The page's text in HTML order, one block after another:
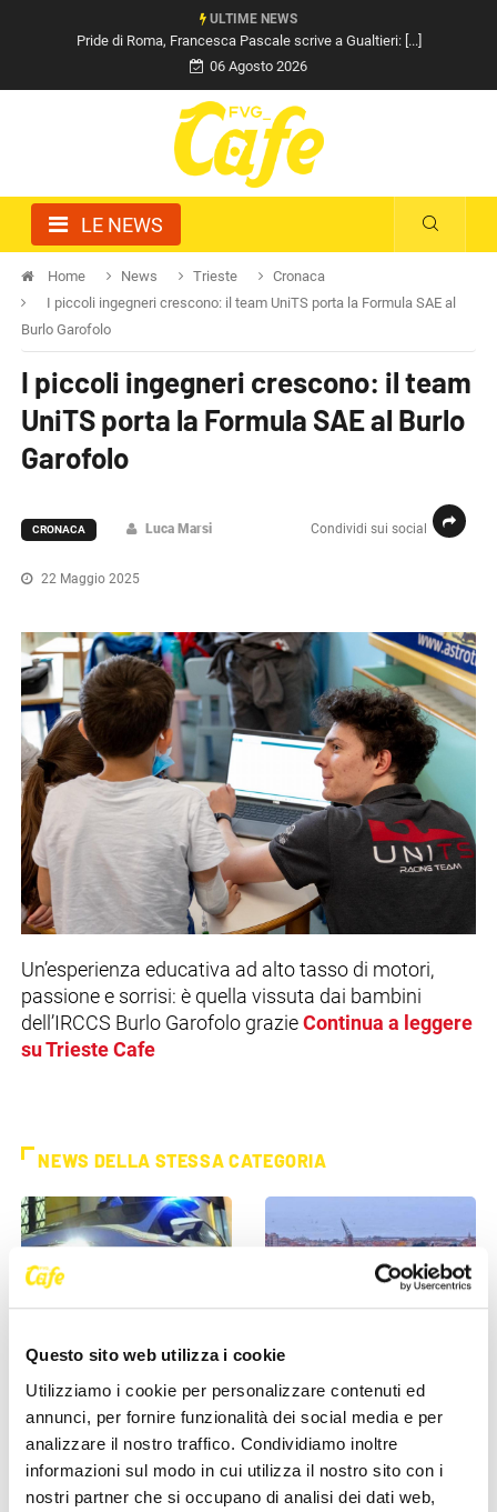
Questo sito web utilizza i cookie
Utilizziamo i cookie per personalizzare contenuti ed
annunci, per fornire funzionalità dei social media e per
analizzare il nostro traffico. Condividiamo inoltre
informazioni sul modo in cui utilizza il nostro sito con i
nostri partner che si occupano di analisi dei dati web,
ULTIME NEWS
Pride di Roma, Francesca Pascale scrive a Gualtieri: [...]
06 Agosto 2026
LE NEWS
Home News Trieste
Cronaca
I piccoli ingegneri crescono: il team UniTS porta la Formula SAE al
Burlo Garofolo
I piccoli ingegneri crescono: il team
UniTS porta la Formula SAE al Burlo
Garofolo
Condividi sui social
CRONACA Luca Marsi
22 Maggio 2025
Un’esperienza educativa ad alto tasso di motori,
passione e sorrisi: è quella vissuta dai bambini
dell’IRCCS Burlo Garofolo grazieContinua a leggere
su Trieste Cafe
NEWS DELLA STESSA CATEGORIA
Poliziotti sempre più sotto
non trovare più [...]
Comprare casa a Trieste, gli
mercato: “La città è [...]